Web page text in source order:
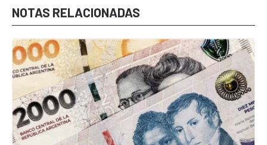
NOTAS RELACIONADAS